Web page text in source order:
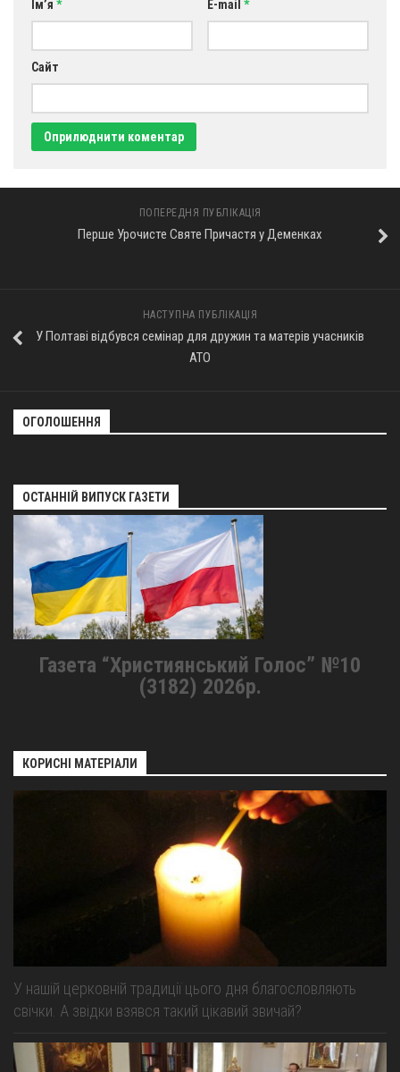
Ім’я * E-mail *
Сайт
ПОПЕРЕДНЯ ПУБЛІКАЦІЯ
Перше Урочисте Святе Причастя у Деменках
НАСТУПНА ПУБЛІКАЦІЯ
У Полтаві відбувся семінар для дружин та матерів учасників
АТО
ОГОЛОШЕННЯ
ОСТАННІЙ ВИПУСК ГАЗЕТИ
Газета “Християнський Голос” №10
(3182) 2026р.
КОРИСНІ МАТЕРІАЛИ
У нашій церковній традиції цього дня благословляють
свічки. А звідки взявся такий цікавий звичай?